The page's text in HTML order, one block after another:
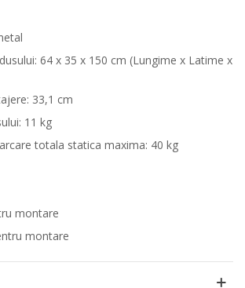
64 x 35 x 150 cm (Lungime x Latime x
33,1 cm
11 kg
totala statica maxima: 40 kg
montare
montare